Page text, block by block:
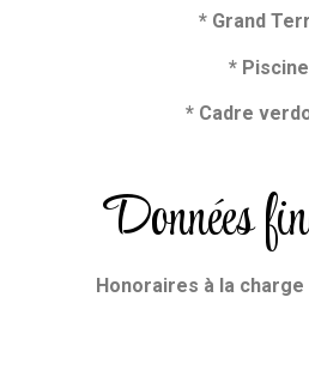
* Grand
* Piscine
* Cadre
Données
Honoraires à la charge